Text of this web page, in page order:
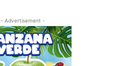
- Advertisement -